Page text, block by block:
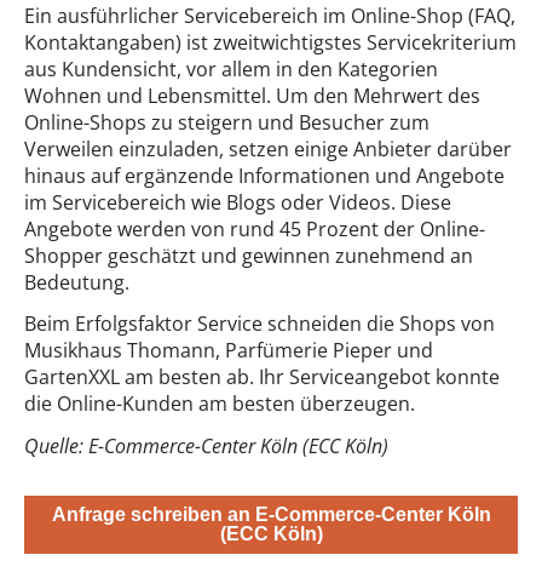
Ein ausführlicher Servicebereich im Online-Shop (FAQ,
Kontaktangaben) ist zweitwichtigstes Servicekriterium
aus Kundensicht, vor allem in den Kategorien
Wohnen und Lebensmittel. Um den Mehrwert des
Online-Shops zu steigern und Besucher zum
Verweilen einzuladen, setzen einige Anbieter darüber
hinaus auf ergänzende Informationen und Angebote
im Servicebereich wie Blogs oder Videos. Diese
Angebote werden von rund 45 Prozent der Online-
Shopper geschätzt und gewinnen zunehmend an
Bedeutung.
Beim Erfolgsfaktor Service schneiden die Shops von
Musikhaus Thomann, Parfümerie Pieper und
GartenXXL am besten ab. Ihr Serviceangebot konnte
die Online-Kunden am besten überzeugen.
Quelle: E-Commerce-Center Köln (ECC Köln)
Anfrage schreiben an E-Commerce-Center Köln
(ECC Köln)